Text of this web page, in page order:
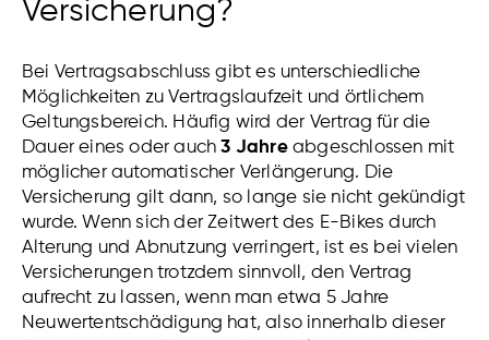
Versicherung?
Bei Vertragsabschluss gibt es unterschiedliche
Möglichkeiten zu Vertragslaufzeit und örtlichem
Geltungsbereich. Häufig wird der Vertrag für die
Dauer eines oder auch3 Jahreabgeschlossen mit
möglicher automatischer Verlängerung. Die
Versicherung gilt dann, so lange sie nicht gekündigt
wurde. Wenn sich der Zeitwert des E-Bikes durch
Alterung und Abnutzung verringert, ist es bei vielen
Versicherungen trotzdem sinnvoll, den Vertrag
aufrecht zu lassen, wenn man etwa 5 Jahre
Neuwertentschädigung hat, also innerhalb dieser